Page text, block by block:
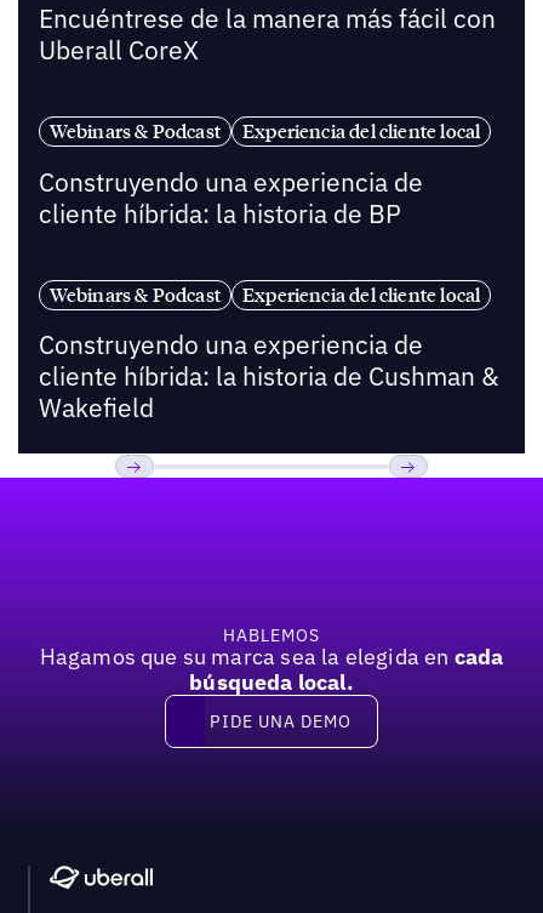
Encuéntrese de la manera más fácil con
Uberall CoreX
Webinars & Podcast Experiencia del cliente local
Construyendo una experiencia de
cliente híbrida: la historia de BP
Webinars & Podcast Experiencia del cliente local
Construyendo una experiencia de
cliente híbrida: la historia de Cushman &
Wakefield
HABLEMOS
Hagamos que su marca sea la elegida en cada
búsqueda local.
Pide una demo
PIDE UNA DEMO